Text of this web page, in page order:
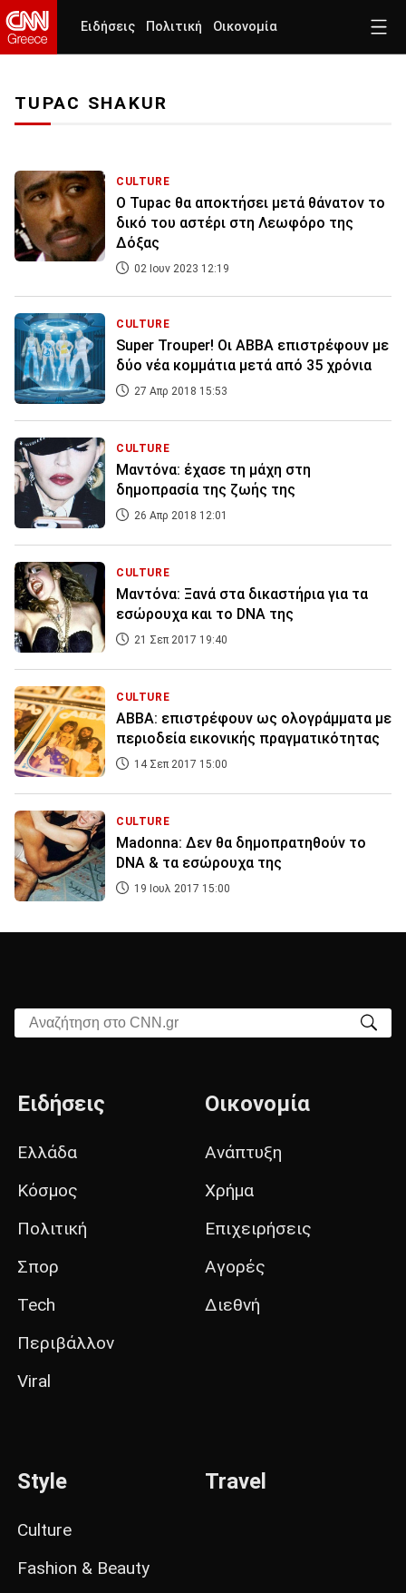
Ειδήσεις Πολιτική Οικονομία
TUPAC SHAKUR
CULTURE
Ο Tupac θα αποκτήσει μετά θάνατον το
δικό του αστέρι στη Λεωφόρο της
Δόξας
02 Ιουν 2023 12:19
CULTURE
Super Trouper! Oι ABBA επιστρέφουν με
δύο νέα κομμάτια μετά από 35 χρόνια
27 Απρ 2018 15:53
CULTURE
Μαντόνα: έχασε τη μάχη στη
δημοπρασία της ζωής της
26 Απρ 2018 12:01
CULTURE
Μαντόνα: Ξανά στα δικαστήρια για τα
εσώρουχα και το DNA της
21 Σεπ 2017 19:40
CULTURE
ABBA: επιστρέφουν ως ολογράμματα με
περιοδεία εικονικής πραγματικότητας
14 Σεπ 2017 15:00
CULTURE
Madonna: Δεν θα δημοπρατηθούν τo
DNA & τα εσώρουχα της
19 Ιουλ 2017 15:00
Αναζήτηση στο CNN.gr
Ειδήσεις
Ελλάδα
Κόσμος
Πολιτική
Σπορ
Tech
Περιβάλλον
Viral
Οικονομία
Ανάπτυξη
Χρήμα
Επιχειρήσεις
Αγορές
Διεθνή
Style
Culture
Fashion & Beauty
Travel